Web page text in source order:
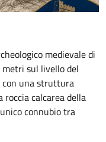
medievale di
sul livello del
con una struttura
calcarea della
connubio tra